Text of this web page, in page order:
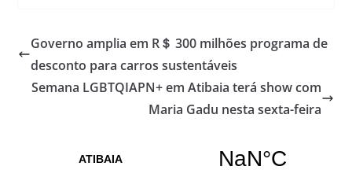
Governo amplia em R＄ 300 milhões programa de
desconto para carros sustentáveis
Semana LGBTQIAPN+ em Atibaia terá show com
Maria Gadu nesta sexta-feira